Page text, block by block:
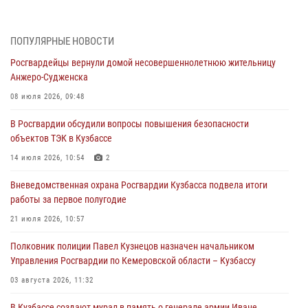
Росгвардейцы задержали в Кемерове дебошира, устроившего
05 августа 2026, 09:30
Росгвардейцы задержали участника драки, причинившего побои
05 августа 2026, 08:50
Росгвардейцы пресекли нарушение общественного порядка на
05 августа 2026, 08:10
Росгвардейцы в Юрге пресекли попытку проникновения на
05 августа 2026, 07:45
ПОПУЛЯРНЫЕ НОВОСТИ
Росгвардейцы вернули домой несовершеннолетнюю жительницу
Анжеро-Судженска
08 июля 2026, 09:48
В Росгвардии обсудили вопросы повышения безопасности
объектов ТЭК в Кузбассе
14 июля 2026, 10:54 2
Вневедомственная охрана Росгвардии Кузбасса подвела итоги
работы за первое полугодие
21 июля 2026, 10:57
Полковник полиции Павел Кузнецов назначен начальником
Управления Росгвардии по Кемеровской области – Кузбассу
03 августа 2026, 11:32